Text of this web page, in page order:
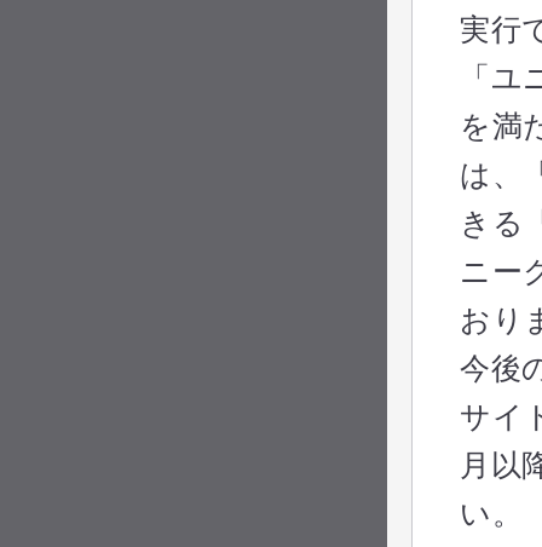
実行
「
を満
は、
きる
ニー
おり
今後
サイ
月以
い。